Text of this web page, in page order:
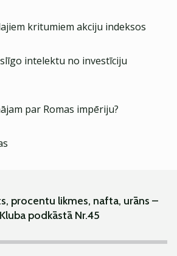
kritumiem akciju indeksos
intelektu no investīciju
par Romas impēriju?
procentu likmes, nafta, urāns –
podkāstā Nr.45